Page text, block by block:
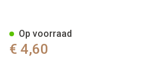
€ 4,60
Op voorraad